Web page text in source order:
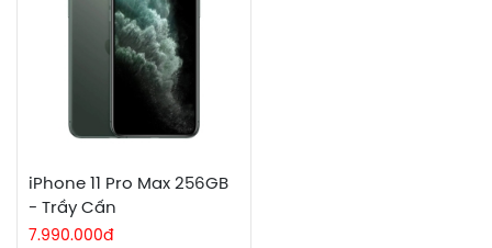
iPhone 11 Pro Max 256GB
- Trầy Cấn
7.990.000đ